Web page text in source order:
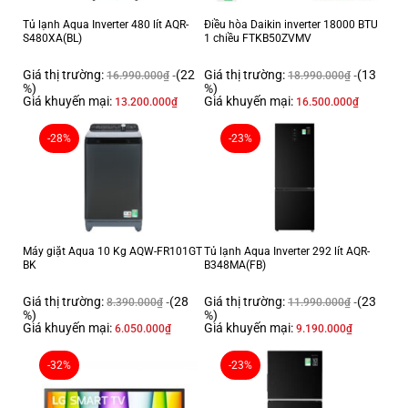
Bảng điều khiển Anh – Việt
Công nghệ giặt
Công nghệ giặt hơi nước Steam+
Công nghệ AI DD bảo vệ sợi vải
Công nghệ giặt tiết kiệm TurboWash
Số người sử dụng Trên 6 người (trên 8.5 Kg)
Chất liệu lồng giặt Thép không gỉ
Kích thước (mm) 850 x 615 x 600
Xuất xứ
Trung Quốc
Tủ lạnh Aqua Inverter 480 lít AQR-
S480XA(BL)
Giá thị trường: 16.990.000₫ (22
%)
Giá khuyến mại: 13.200.000₫
Điều hòa Daikin inverter 18000 BTU
1 chiều FTKB50ZVMV
Giá thị trường: 18.990.000₫ (13
%)
Giá khuyến mại: 16.500.000₫
-28%
Máy giặt Aqua 10 Kg AQW-FR101GT
BK
Giá thị trường: 8.390.000₫ (28
%)
Giá khuyến mại: 6.050.000₫
-23%
Tủ lạnh Aqua Inverter 292 lít AQR-
B348MA(FB)
Giá thị trường: 11.990.000₫ (23
%)
Giá khuyến mại: 9.190.000₫
-32% -23%